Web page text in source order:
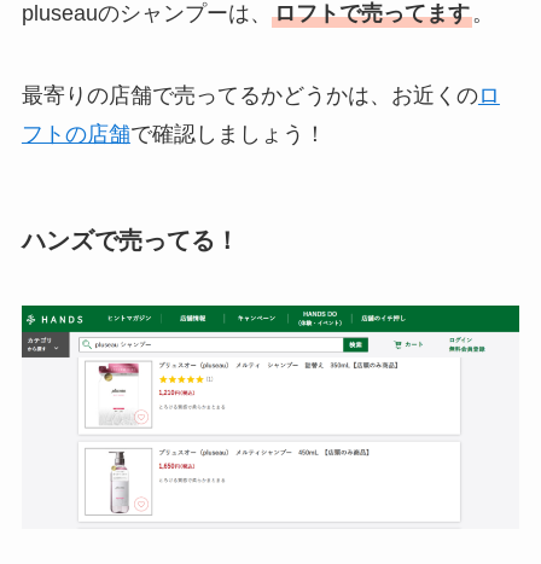
pluseauのシャンプーは、 ロフトで売ってます。
最寄りの店舗で売ってるかどうかは、お近くのロ
フトの店舗で確認しましょう！
ハンズで売ってる！